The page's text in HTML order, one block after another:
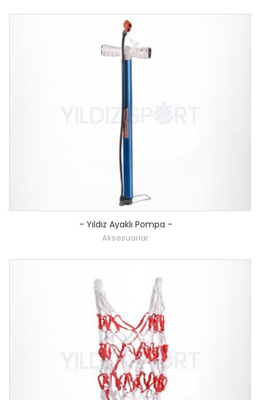
- Yıldız Ayaklı Pompa -
Aksesuarlar